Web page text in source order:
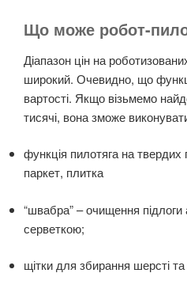
Що може робот-
Діапазон цін на
широкий. Очевидно, що
вартості. Якщо візьмемо
тисячі, вона зможе
функція пилотяга на твердих
паркет, плитка
“швабра” – очищення
серветкою;
щітки для збирання шерсті